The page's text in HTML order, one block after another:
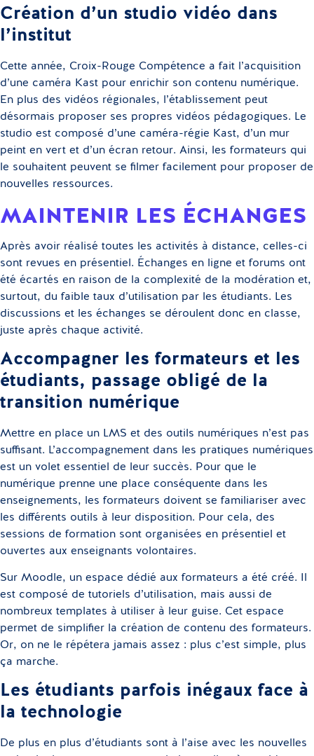
Création d’un studio vidéo dans
l’institut
Cette année, Croix-Rouge Compétence a fait l’acquisition
d’une caméra Kast pour enrichir son contenu numérique.
En plus des vidéos régionales, l’établissement peut
désormais proposer ses propres vidéos pédagogiques. Le
studio est composé d’une caméra-régie Kast, d’un mur
peint en vert et d’un écran retour. Ainsi, les formateurs qui
le souhaitent peuvent se filmer facilement pour proposer de
nouvelles ressources.
MAINTENIR LES ÉCHANGES
Après avoir réalisé toutes les activités à distance, celles-ci
sont revues en présentiel. Échanges en ligne et forums ont
été écartés en raison de la complexité de la modération et,
surtout, du faible taux d’utilisation par les étudiants. Les
discussions et les échanges se déroulent donc en classe,
juste après chaque activité.
Accompagner les formateurs et les
étudiants, passage obligé de la
transition numérique
Mettre en place un LMS et des outils numériques n’est pas
suffisant. L’accompagnement dans les pratiques numériques
est un volet essentiel de leur succès. Pour que le
numérique prenne une place conséquente dans les
enseignements, les formateurs doivent se familiariser avec
les différents outils à leur disposition. Pour cela, des
sessions de formation sont organisées en présentiel et
ouvertes aux enseignants volontaires.
Sur Moodle, un espace dédié aux formateurs a été créé. Il
est composé de tutoriels d’utilisation, mais aussi de
nombreux templates à utiliser à leur guise. Cet espace
permet de simplifier la création de contenu des formateurs.
Or, on ne le répétera jamais assez : plus c’est simple, plus
ça marche.
Les étudiants parfois inégaux face à
la technologie
De plus en plus d’étudiants sont à l’aise avec les nouvelles